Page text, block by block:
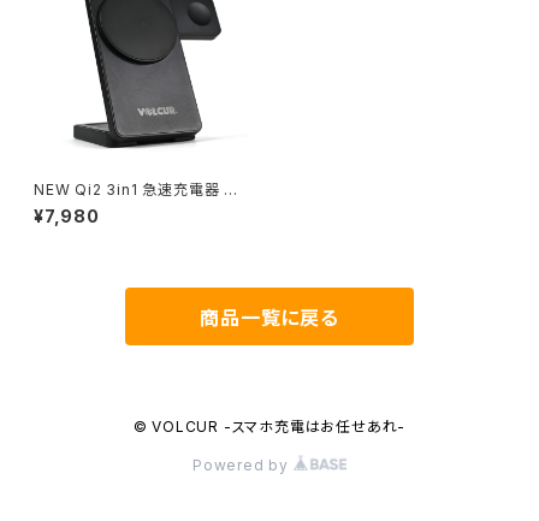
NEW Qi2 3in1 急速充電器 O
G-2030-B
¥7,980
商品一覧に戻る
© VOLCUR -スマホ充電はお任せあれ-
Powered by